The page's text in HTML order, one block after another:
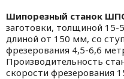
Шипорезный станок
заготовки, толщиной
длиной от 150 мм, со
фрезерования 4,5-6,6
Производительность
скорости фрезерования